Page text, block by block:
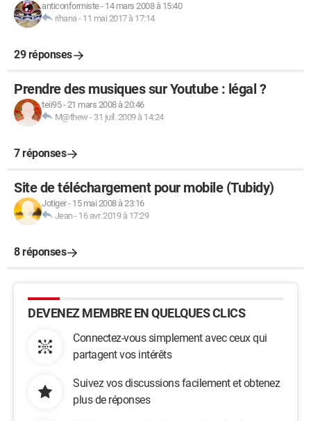
anticonformiste- 14 mars 2008 à 15:40
rihana - 11 mai 2017 à 17:14
29 réponses
Prendre des musiques sur Youtube : légal ?
teii95-21 mars 2008 à 20:46
M@thew- 31 juil. 2009 à 14:24
7 réponses
Site de téléchargement pour mobile (Tubidy)
Jotiger- 15 mai 2008 à 23:16
Jean- 16 avr. 2019 à 17:29
8 réponses
DEVENEZ MEMBRE EN QUELQUES CLICS
Connectez-vous simplement avec ceux qui
partagent vos intérêts
Suivez vos discussions facilement et obtenez
plus de réponses